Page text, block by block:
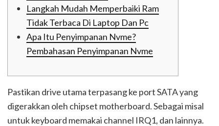
Langkah Mudah Memperbaiki Ram
Tidak Terbaca Di Laptop Dan Pc
Apa Itu Penyimpanan Nvme?
Pembahasan Penyimpanan Nvme
Pastikan drive utama terpasang ke port SATA yang
digerakkan oleh chipset motherboard. Sebagai misal
untuk keyboard memakai channel IRQ1, dan lainnya.